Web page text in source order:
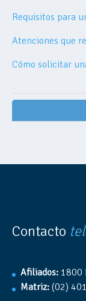
Requisitos para
Atenciones que
Cómo solicitar
Contacto
Afiliados: 1800
Matriz: (02)